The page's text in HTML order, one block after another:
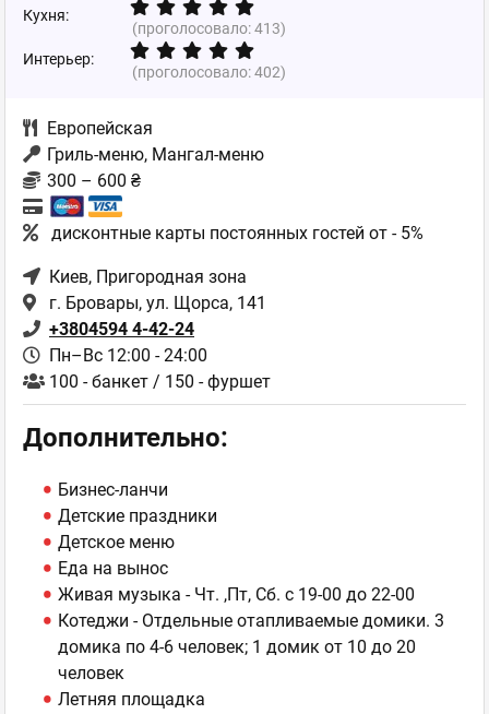
Кухня:
(проголосовало:413)
Интерьер:
(проголосовало:402)
Европейская
Гриль-меню, Мангал-меню
300 – 600 ₴
дисконтные карты постоянных гостей от - 5%
Киев, Пригородная зона
г. Бровары, ул. Щорса, 141
+3804594 4-42-24
Пн–Вс 12:00 - 24:00
100 - банкет / 150 - фуршет
Дополнительно:
Бизнес-ланчи
Детские праздники
Детское меню
Еда на вынос
Живая музыка - Чт. ,Пт, Сб. с 19-00 до 22-00
Котеджи - Отдельные отапливаемые домики. 3
домика по 4-6 человек; 1 домик от 10 до 20
человек
Летняя площадка